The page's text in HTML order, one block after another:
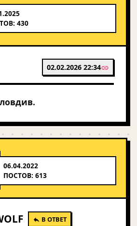
430
02.02.2026 22:34
06.04.2022
ПОСТОВ: 613
В ОТВЕТ